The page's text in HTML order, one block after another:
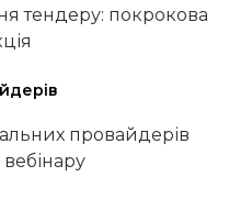
тендеру: покрокова
провайдерів